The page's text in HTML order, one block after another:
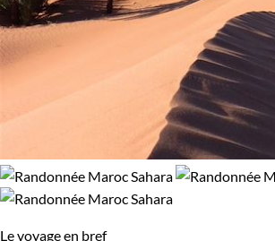
Le voyage en bref